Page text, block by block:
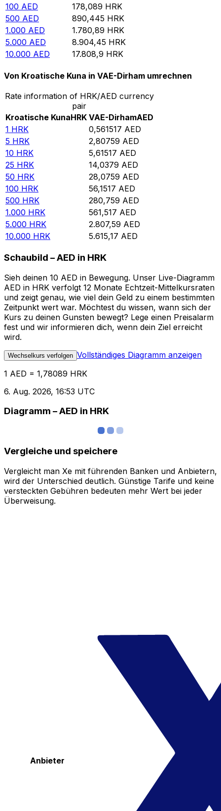
100 AED 178,089 HRK
500 AED 890,445 HRK
1.000 AED 1.780,89 HRK
5.000 AED 8.904,45 HRK
10.000 AED 17.808,9 HRK
Von Kroatische Kuna in VAE-Dirham umrechnen
Rate information of HRK/AED currency
pair
Kroatische KunaHRK VAE-DirhamAED
1 HRK 0,561517 AED
5 HRK 2,80759 AED
10 HRK 5,61517 AED
25 HRK 14,0379 AED
50 HRK 28,0759 AED
100 HRK 56,1517 AED
500 HRK 280,759 AED
1.000 HRK 561,517 AED
5.000 HRK 2.807,59 AED
10.000 HRK 5.615,17 AED
Schaubild – AED in HRK
Sieh deinen 10 AED in Bewegung. Unser Live-Diagramm
AED in HRK verfolgt 12 Monate Echtzeit-Mittelkursraten
und zeigt genau, wie viel dein Geld zu einem bestimmten
Zeitpunkt wert war. Möchtest du wissen, wann sich der
Kurs zu deinen Gunsten bewegt? Lege einen Preisalarm
fest und wir informieren dich, wenn dein Ziel erreicht
wird.
Wechselkurs verfolgen Vollständiges Diagramm anzeigen
1 AED = 1,78089 HRK
6. Aug. 2026, 16:53 UTC
Diagramm – AED in HRK
Vergleiche und speichere
Vergleicht man Xe mit führenden Banken und Anbietern,
wird der Unterschied deutlich. Günstige Tarife und keine
versteckten Gebühren bedeuten mehr Wert bei jeder
Überweisung.
Anbieter